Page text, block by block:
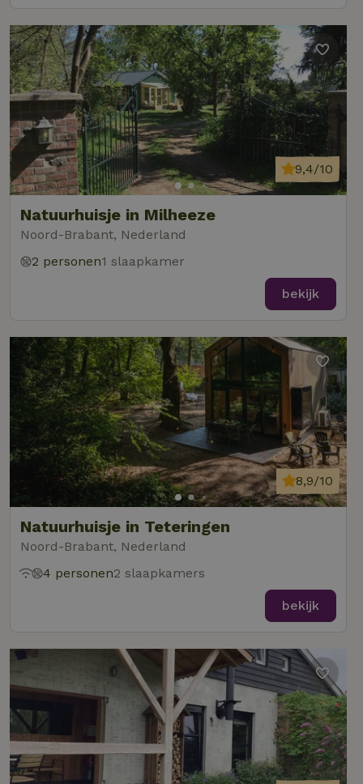
Natuurhuisje in Milheeze
Noord-Brabant, Nederland
9,4/10
2 personen1 slaapkamer
bekijk
Natuurhuisje in Teteringen
Noord-Brabant, Nederland
8,9/10
4 personen2 slaapkamers
bekijk